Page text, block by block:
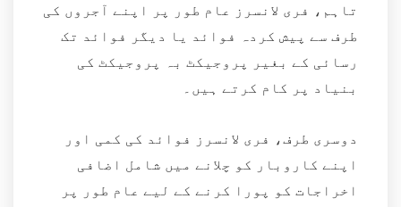
تاہم، فری لانسرز عام طور پر اپنے آجروں کی
طرف سے پیش کردہ فوائد یا دیگر فوائد تک
رسائی کے بغیر پروجیکٹ بہ پروجیکٹ کی
بنیاد پر کام کرتے ہیں۔
دوسری طرف، فری لانسرز فوائد کی کمی اور
اپنے کاروبار کو چلانے میں شامل اضافی
اخراجات کو پورا کرنے کے لیے عام طور پر